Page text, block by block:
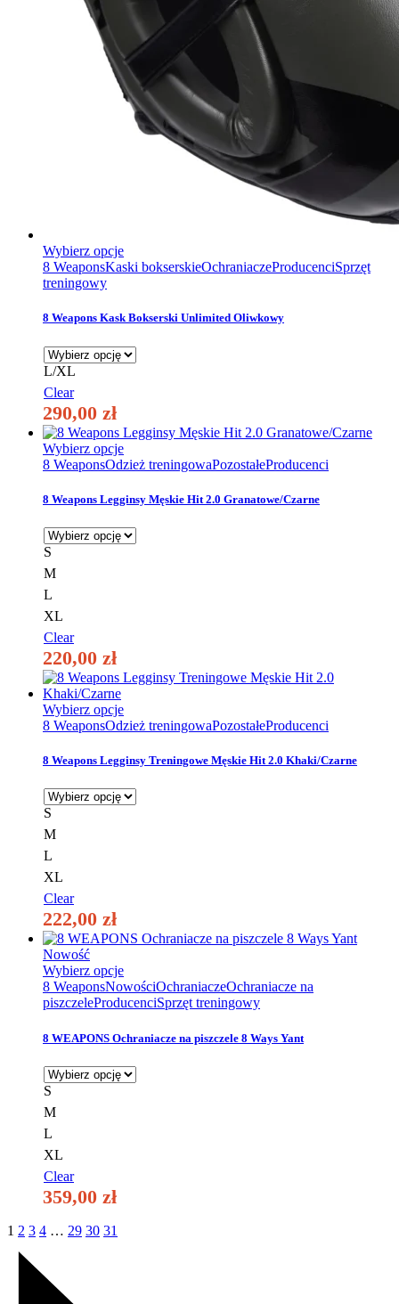
Wybierz opcjeTen
produkt
wariantów.
można
wybrać
8 WeaponsKaski bokserskieOchraniaczeProducenciSprzęt
treningowy
8 Weapons Kask Bokserski Unlimited Oliwkowy
L/XL
Clear
290,00 zł
Wybierz opcjeTen
produkt
wiele
Opcje
można
8 WeaponsOdzież treningowaPozostałeProducenci
8 Weapons Legginsy Męskie Hit 2.0 Granatowe/Czarne
S
M
L
XL
Clear
220,00 zł
Wybierz opcjeTen
produkt
wiele
Opcje
można
8 WeaponsOdzież treningowaPozostałeProducenci
8 Weapons Legginsy Treningowe Męskie Hit 2.0 Khaki/Czarne
S
M
L
XL
Clear
222,00 zł
Nowość
Wybierz opcjeTen
produkt
ma
wariantów.
można
wybrać
8 WeaponsNowościOchraniaczeOchraniacze na
piszczeleProducenciSprzęt treningowy
8 WEAPONS Ochraniacze na piszczele 8 Ways Yant
S
M
L
XL
Clear
359,00 zł
1 2 3 4 … 29 30 31